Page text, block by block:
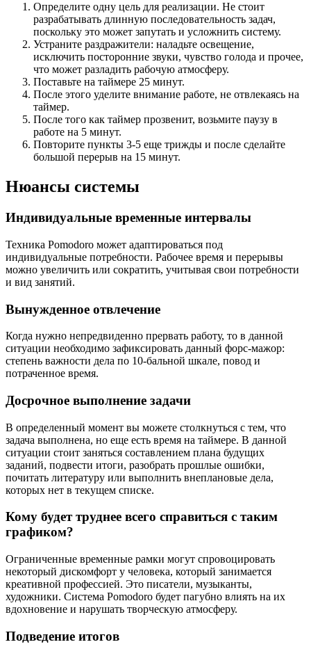
Определите одну цель для реализации. Не стоит
разрабатывать длинную последовательность задач,
поскольку это может запутать и усложнить систему.
Устраните раздражители: наладьте освещение,
исключить посторонние звуки, чувство голода и прочее,
что может разладить рабочую атмосферу.
Поставьте на таймере 25 минут.
После этого уделите внимание работе, не отвлекаясь на
таймер.
После того как таймер прозвенит, возьмите паузу в
работе на 5 минут.
Повторите пункты 3-5 еще трижды и после сделайте
большой перерыв на 15 минут.
Нюансы системы
Индивидуальные временные интервалы
Техника Pomodoro может адаптироваться под
индивидуальные потребности. Рабочее время и перерывы
можно увеличить или сократить, учитывая свои потребности
и вид занятий.
Вынужденное отвлечение
Когда нужно непредвиденно прервать работу, то в данной
ситуации необходимо зафиксировать данный форс-мажор:
степень важности дела по 10-бальной шкале, повод и
потраченное время.
Досрочное выполнение задачи
В определенный момент вы можете столкнуться с тем, что
задача выполнена, но еще есть время на таймере. В данной
ситуации стоит заняться составлением плана будущих
заданий, подвести итоги, разобрать прошлые ошибки,
почитать литературу или выполнить внеплановые дела,
которых нет в текущем списке.
Кому будет труднее всего справиться с таким
графиком?
Ограниченные временные рамки могут спровоцировать
некоторый дискомфорт у человека, который занимается
креативной профессией. Это писатели, музыканты,
художники. Система Pomodoro будет пагубно влиять на их
вдохновение и нарушать творческую атмосферу.
Подведение итогов